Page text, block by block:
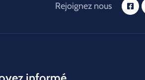
Rejoignez nous